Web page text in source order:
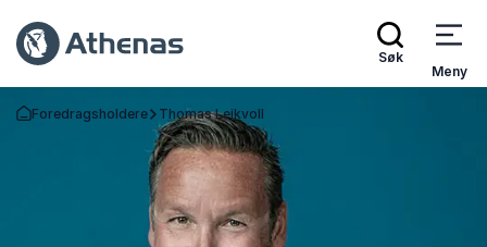
Søk
Meny
Gå tilbake til startsiden
Foredragsholdere Thomas Leikvoll